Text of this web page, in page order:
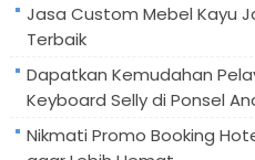
Jasa Custom Mebel Kayu
Terbaik
Dapatkan Kemudahan
Keyboard Selly di Ponsel
Nikmati Promo Booking